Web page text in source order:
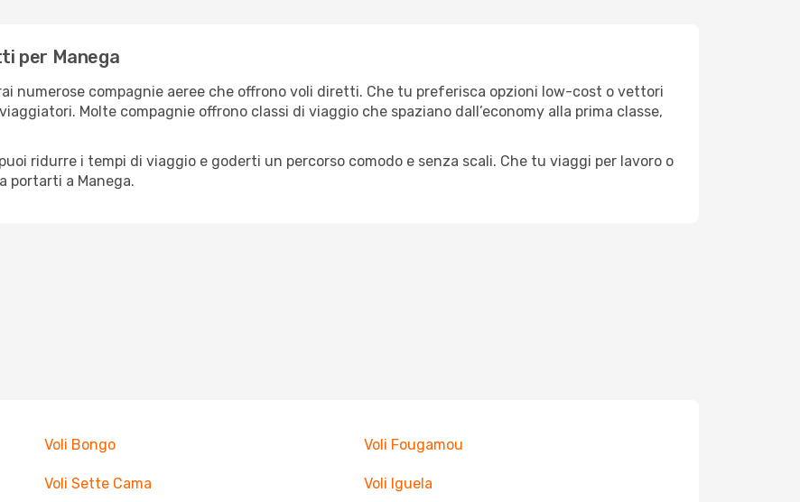
per Manega
numerose compagnie aeree che offrono voli diretti. Che tu preferisca opzioni low-cost o vettori
Molte compagnie offrono classi di viaggio che spaziano dall’economy alla prima classe,
ridurre i tempi di viaggio e goderti un percorso comodo e senza scali. Che tu viaggi per lavoro o
portarti a Manega.
Voli Bongo Voli Fougamou
Voli Sette Cama Voli Iguela